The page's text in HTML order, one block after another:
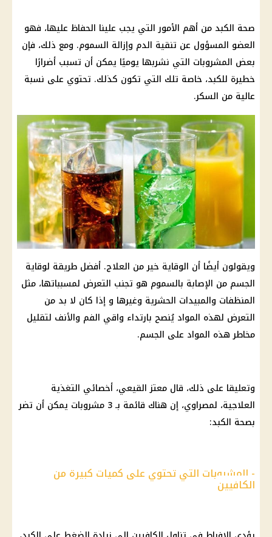
صحة الكبد من أهم الأمور التي يجب علينا الحفاظ عليها، فهو
العضو المسؤول عن تنقية الدم وإزالة السموم. ومع ذلك، فإن
بعض المشروبات التي نشربها يوميًا يمكن أن تسبب أضرارًا
خطيرة للكبد، خاصة تلك التي تكون كذلك. تحتوي على نسبة
عالية من السكر.
ويقولون أيضًا أن الوقاية خير من العلاج. أفضل طريقة لوقاية
الجسم من الإصابة بالسموم هو تجنب التعرض لمسبباتها، مثل
المنظفات والمبيدات الحشرية وغيرها و إذا كان لا بد من
التعرض لهذه المواد ‎يُنصح بارتداء واقي الفم والأنف لتقليل
مخاطر هذه المواد على الجسم.
وتعليقا على ذلك، قال معتز القيعي، أخصائي التغذية
العلاجية، لمصراوي، إن هناك قائمة بـ 3 مشروبات يمكن أن تضر
بصحة الكبد:
- المشروبات التي تحتوي على كميات كبيرة من
الكافيين